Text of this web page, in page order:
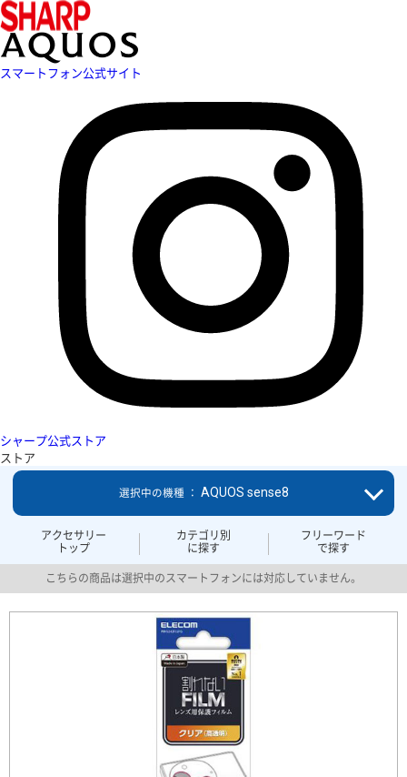
スマートフォン公式サイト
シャープ公式ストア
ストア
アクセサリー
トップ
カテゴリ別
に探す
フリーワード
で探す
選択中の機種 ： AQUOS sense8
こちらの商品は選択中のスマートフォンには対応していません。